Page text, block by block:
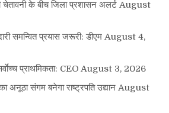
चेतावनी के बीच जिला प्रशासन अलर्ट August
समन्वित प्रयास जरूरी: डीएम August 4,
प्राथमिकता: CEO August 3, 2026
संगम बनेगा राष्ट्रपति उद्यान August